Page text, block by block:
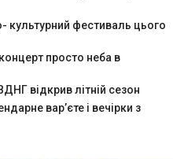
культурний фестиваль цього
просто неба в
відкрив літній сезон
вар’єте і вечірки з